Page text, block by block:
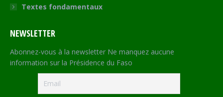
Textes fondamentaux
NEWSLETTER
Abonnez-vous à la newsletter Ne manquez aucune
information sur la Présidence du Faso